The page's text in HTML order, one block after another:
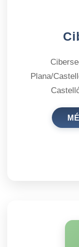
Plana/